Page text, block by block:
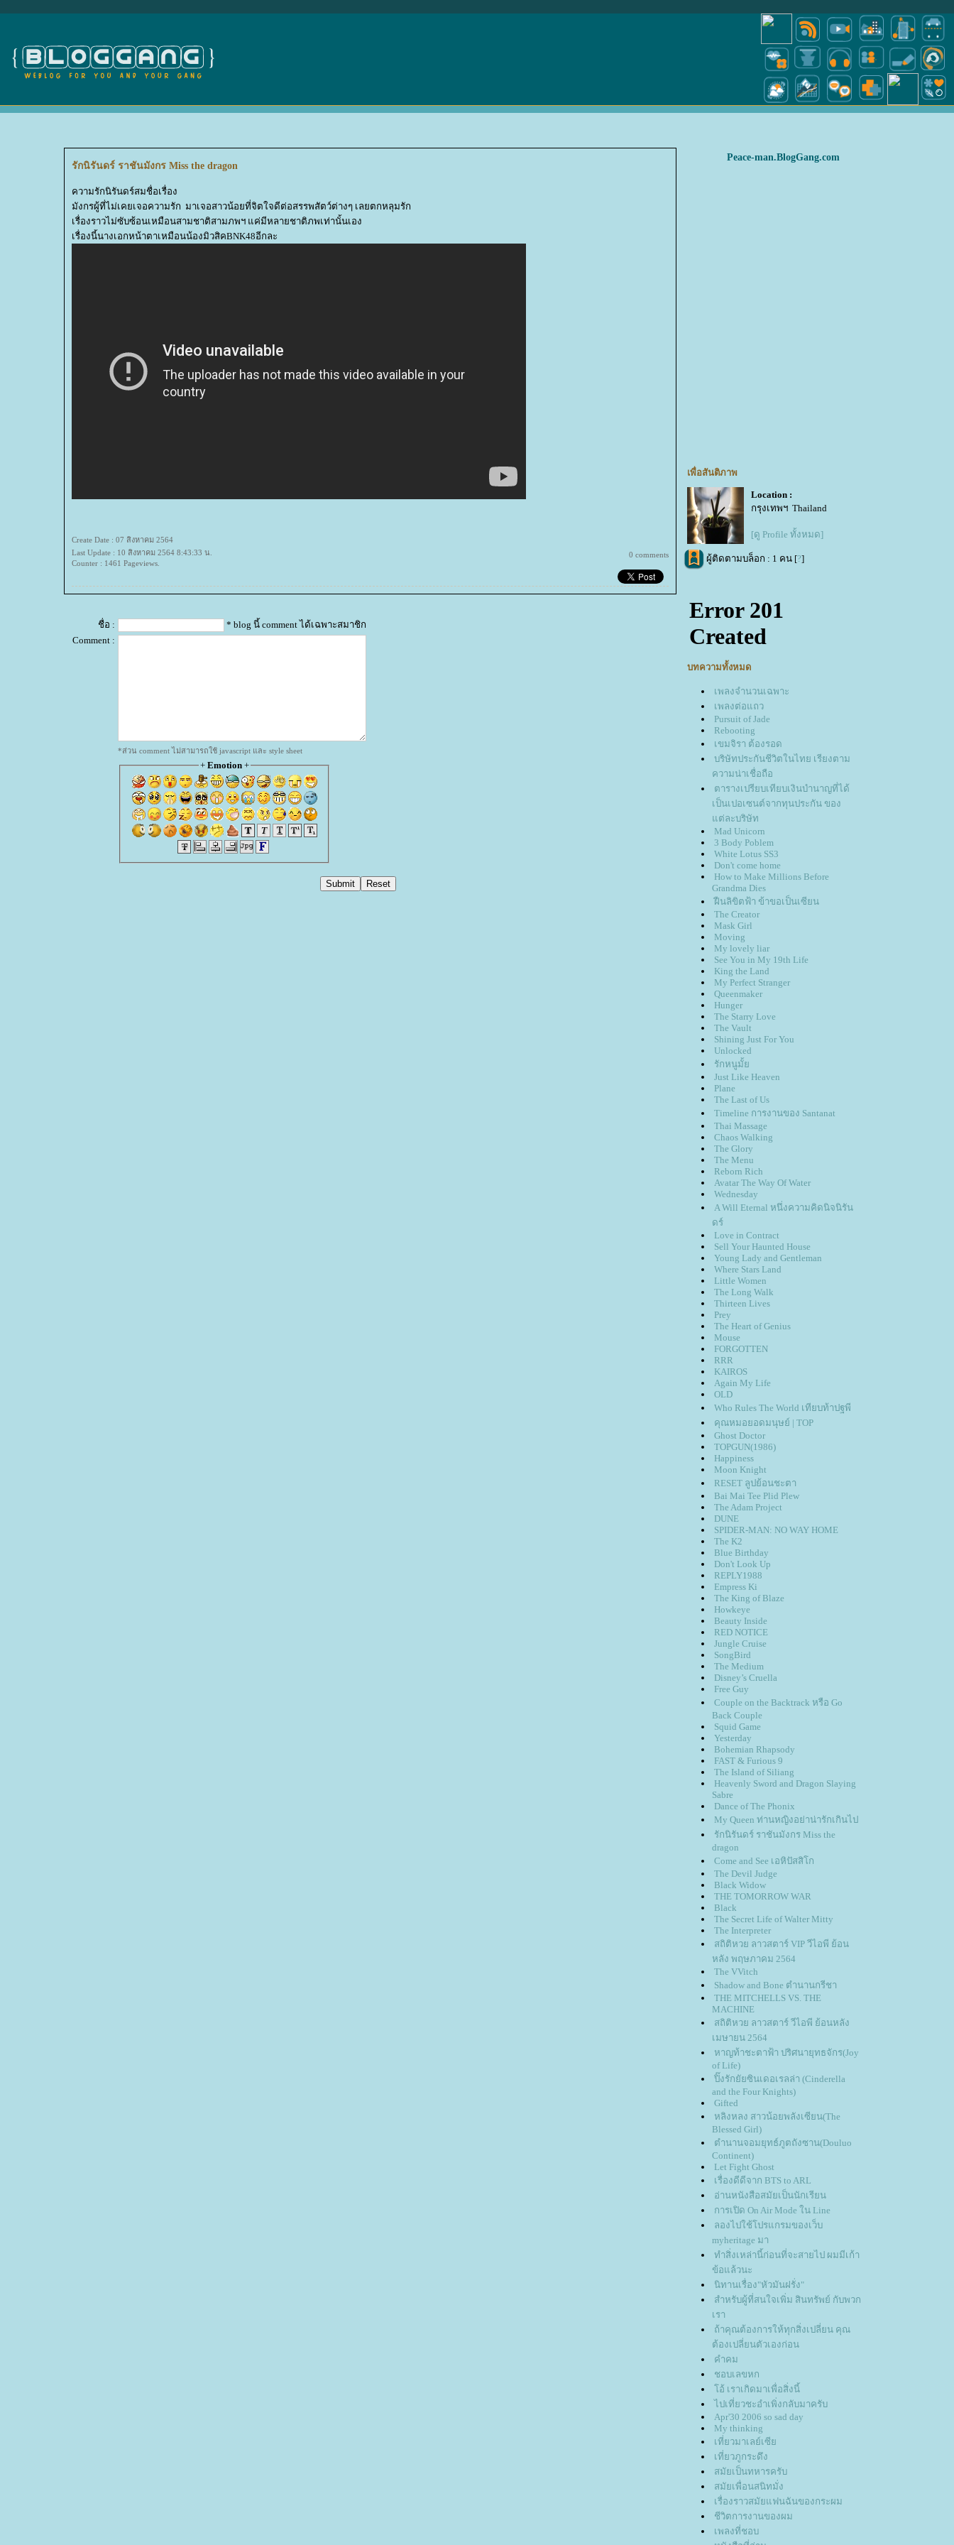
รักนิรันดร์ ราชันมังกร Miss the dragon
ความรักนิรันดร์สมชื่อเรื่อง
มังกรผู้ที่ไม่เคยเจอความรัก มาเจอสาวน้อยที่จิตใจดีต่อสรรพสัตว์ต่างๆ เลยตกหลุมรัก
เรื่องราวไม่ซับซ้อนเหมือนสามชาติสามภพฯ แค่มีหลายชาติภพเท่านั้นเอง
เรื่องนี้นางเอกหน้าตาเหมือนน้องมิวสิคBNK48อีกละ
Create Date : 07 สิงหาคม 2564
Last Update : 10 สิงหาคม 2564 8:43:33 น.
Counter : 1461 Pageviews.
0 comments
ชื่อ :
* blog นี้ comment ได้เฉพาะสมาชิก
Comment :
*ส่วน comment ไม่สามารถใช้ javascript และ style sheet
+ Emotion+
Peace-man.BlogGang.com
เพื่อสันติภาพ
Location :
กรุงเทพฯ Thailand
[ดู Profile ทั้งหมด]
ผู้ติดตามบล็อก : 1 คน [?]
บทความทั้งหมด
เพลงจำนวนเฉพาะ
เพลงต่อแถว
Pursuit of Jade
Rebooting
เขมจิรา ต้องรอด
บริษัทประกันชีวิตในไทย เรียงตาม
ความน่าเชื่อถือ
ตารางเปรียบเทียบเงินบำนาญที่ได้
เป็นเปอเซนต์จากทุนประกัน ของ
ต่ละบริษัท
Mad Unicorn
3 Body Poblem
White Lotus SS3
Don't come home
How to Make Millions Before
Grandma Dies
ฝืนลิขิตฟ้า ข้าขอเป็นเซียน
The Creator
Mask Girl
Moving
My lovely liar
See You in My 19th Life
King the Land
My Perfect Stranger
Queenmaker
Hunger
The Starry Love
The Vault
Shining Just For You
Unlocked
รักหนูมั้
Just Like Heaven
Plane
The Last of Us
Timeline การงานของ Santanat
Thai Massage
Chaos Walking
The Glory
The Menu
Reborn Rich
Avatar The Way Of Water
Wednesday
A Will Eternal หนึ่งความคิดนิจนิรัน
ดร์
Love in Contract
Sell Your Haunted House
Young Lady and Gentleman
Where Stars Land
Little Women
The Long Walk
Thirteen Lives
Prey
The Heart of Genius
Mouse
FORGOTTEN
RRR
KAIROS
Again My Life
OLD
Who Rules The World เทียบท้าปฐพี
คุณหมอยอดมนุษย์ | TOP
Ghost Doctor
TOPGUN(1986)
Happiness
Moon Knight
RESET ลูปย้อนชะตา
Bai Mai Tee Plid Plew
The Adam Project
DUNE
SPIDER-MAN: NO WAY HOME
The K2
Blue Birthday
Don't Look Up
REPLY1988
Empress Ki
The King of Blaze
Howkeye
Beauty Inside
RED NOTICE
Jungle Cruise
SongBird
The Medium
Disney’s Cruella
Free Guy
Couple on the Backtrack หรือ Go
Back Couple
Squid Game
Yesterday
Bohemian Rhapsody
FAST & Furious 9
The Island of Siliang
Heavenly Sword and Dragon Slaying
Sabre
Dance of The Phonix
My Queen ท่านหญิงอย่าน่ารักเกินไป
รักนิรันดร์ ราชันมังกร Miss the
dragon
Come and See เอหิปัสสิโก
The Devil Judge
Black Widow
THE TOMORROW WAR
Black
The Secret Life of Walter Mitty
The Interpreter
สถิติหวย ลาวสตาร์ VIP วีไอพี ย้อน
หลัง พฤษภาคม 2564
The VVitch
Shadow and Bone ตำนานกรีชา
THE MITCHELLS VS. THE
MACHINE
สถิติหวย ลาวสตาร์ วีไอพี ย้อนหลัง
เมษายน 2564
หาญท้าชะตาฟ้า ปริศนายุทธจักร(Joy
of Life)
ปิ๊งรักยัยซินเดอเรลล่า (Cinderella
and the Four Knights)
Gifted
หลิงหลง สาวน้อยพลังเซียน(The
Blessed Girl)
ตำนานจอมยุทธ์ภูตถังซาน(Douluo
Continent)
Let Fight Ghost
เรื่องดีดีจาก BTS to ARL
อ่านหนังสือสมัยเป็นนักเรียน
การเปิด On Air Mode ใน Line
ลองไปใช้โปรแกรมของเว็บ
myheritage มา
ทำสิ่งเหล่านี้ก่อนที่จะสายไป ผมมีเก้า
ข้อแล้วนะ
นิทานเรื่อง"หัวมันฝรั่ง"
สำหรับผู้ที่สนใจเพิ่ม สินทรัพย์ กับพวก
เรา
ถ้าคุณต้องการให้ทุกสิ่งเปลี่ยน คุณ
ต้องเปลี่ยนตัวเองก่อน
คำคม
ชอบเลขหก
อ้ เราเกิดมาเพื่อสิ่งนี้
ไปเที่ยวชะอำเพิ่งกลับมาครับ
Apr'30 2006 so sad day
My thinking
เที่ยวมาเลย์เซี
เที่ยวภูกระดึง
สมัยเป็นทหารครับ
สมัยเพื่อนสนิทมั่ง
เรื่องราวสมัยแฟนฉันของกระผม
ชีวิตการงานของผม
เพลงที่ชอบ